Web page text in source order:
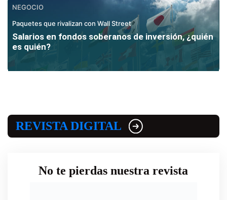
NEGOCIO
Paquetes que rivalizan con Wall Street
Salarios en fondos soberanos de inversión, ¿quién
es quién?
REVISTA DIGITAL
No te pierdas nuestra revista